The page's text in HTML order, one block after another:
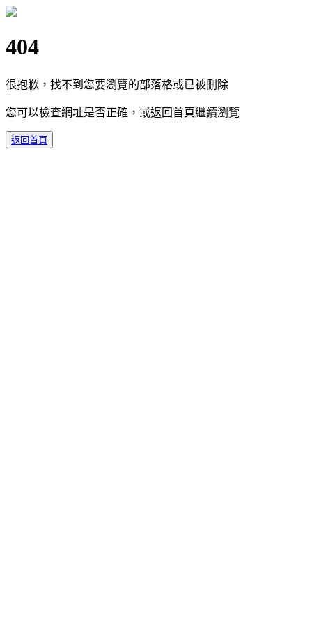
404
很抱歉，找不到您要瀏覽的部落格或已被刪除
您可以檢查網址是否正確，或返回首頁繼續瀏覽
返回首頁